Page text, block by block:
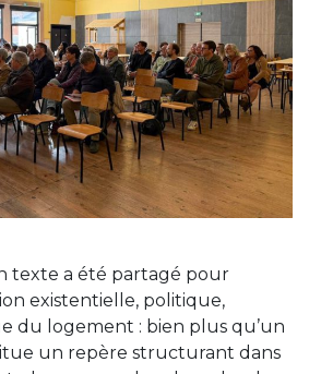
texte a été partagé pour
existentielle, politique,
du logement : bien plus qu’un
un repère structurant dans